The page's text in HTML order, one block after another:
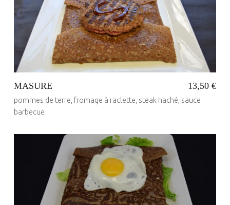
Posted on:
23 Mai 2017
Written by:
administrateur
MASURE 13,50 €
pommes de terre, fromage à raclette, steak haché, sauce
barbecue